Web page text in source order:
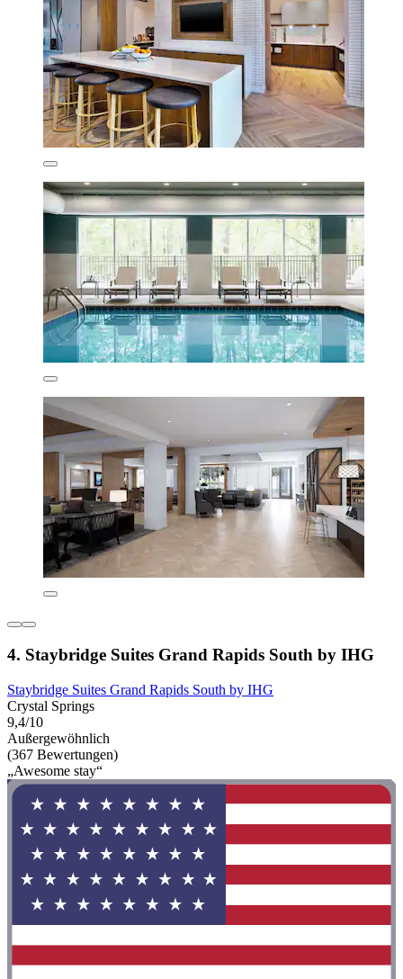
4. Staybridge Suites Grand Rapids South by IHG
Staybridge Suites Grand Rapids South by IHG
Crystal Springs
9,4/10
Außergewöhnlich
(367 Bewertungen)
„Awesome stay“